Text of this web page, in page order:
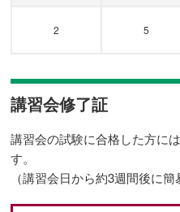
2 5
講習会修了証
講習会の試験に合格した方に
す。
（講習会日から約3週間後に簡